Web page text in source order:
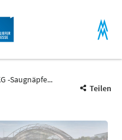
-Saugnäpfe...
Teilen